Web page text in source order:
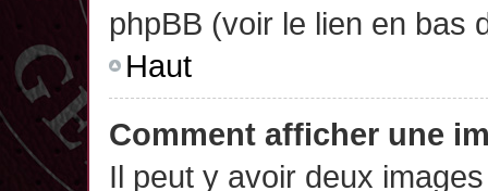
phpBB (voir le lien en bas
Haut
Comment afficher une
Il peut y avoir deux